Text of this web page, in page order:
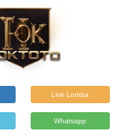
Link Lomba
Whatsapp